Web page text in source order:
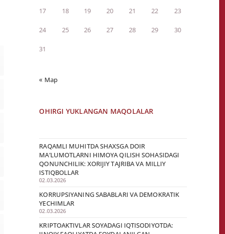
17 18 19 20 21 22 23
24 25 26 27 28 29 30
31
« Мар
OHIRGI YUKLANGAN MAQOLALAR
RAQAMLI MUHITDA SHAXSGA DOIR
MA’LUMOTLARNI HIMOYA QILISH SOHASIDAGI
QONUNCHILIK: XORIJIY TAJRIBA VA MILLIY
ISTIQBOLLAR
02.03.2026
KORRUPSIYANING SABABLARI VA DEMOKRATIK
YECHIMLAR
02.03.2026
KRIPTOAKTIVLAR SOYADAGI IQTISODIYOTDA: